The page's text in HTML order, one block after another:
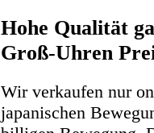
Hohe Qualität
Groß-Uhren
Wir verkaufen nur
japanischen